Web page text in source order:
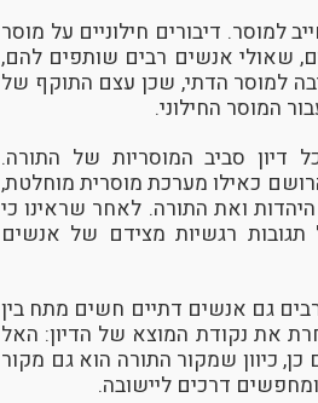
למוסר. דיבורים חילוניים על מוסר
שאולי אנשים רבים שותפים להם,
למוסר הדתי, שכן עצם התוקף של
המוסר החילוני.
דיון סביב המוסריות של התורה.
כאילו מערכת מוסרית מוחלטת,
ואת התורה. לאחר שראינו כי
תגובות רגשיות מצידם של אנשים
גם אנשים דתיים חשים מתח בין
את נקודת המוצא של הדיון: האל
כיוון שמקור התורה הוא גם מקור
דרכים ליישובה.